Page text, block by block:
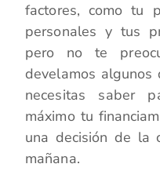
factores, como tu
personales y tus
pero no te
develamos
necesitas saber
máximo tu
una decisión de la
mañana.